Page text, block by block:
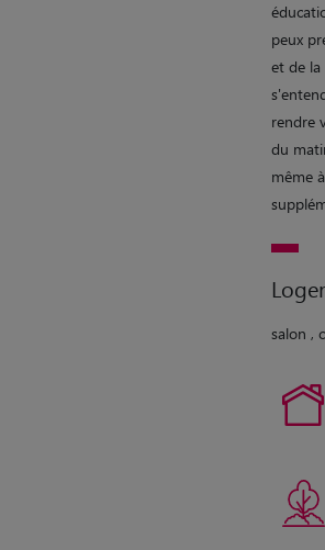
peux
et de
rendre
du
même
salon ,